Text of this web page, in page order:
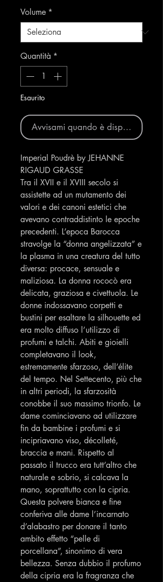
Volume *
Quantità *
Esaurito
Avvisami quando è disponibile
Imperial Poudrè by JEHANNE
RIGAUD GRASSE
Tra il XVII e il XVIII secolo si
assistette ad un mutamento dei
valori e dei canoni estetici che
avevano contraddistinto le epoche
precedenti. L’epoca Barocca
stravolge la “donna angelizzata” e
la plasma in una creatura del tutto
diversa: procace, sensuale e
maliziosa. La donna rococò era
delicata, graziosa e civettuola. Le
donne indossavano corpetti e
bustini per esaltare la silhouette ed
era molto diffuso l’utilizzo di
profumi e talchi. Abiti e gioielli
completavano il look,
estremamente sfarzoso, dell’élite
del tempo. Nel Settecento, più che
in altri periodi, la sfarzosità
conobbe il suo massimo trionfo. Le
dame cominciavano ad utilizzare
fin da bambine i profumi e si
incipriavano viso, décolleté,
braccia e mani. Rispetto al
passato il trucco era tutt’altro che
naturale e sobrio, si calcava la
mano, soprattutto con la cipria.
Questa polvere bianca e fine
conferiva alle dame l’incarnato
d’alabastro per donare il tanto
ambito effetto “pelle di
porcellana”, sinonimo di vera
bellezza. Senza dubbio il profumo
della cipria era la fragranza che